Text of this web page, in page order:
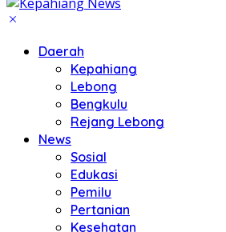
Daerah
Kepahiang
Lebong
Bengkulu
Rejang Lebong
News
Sosial
Edukasi
Pemilu
Pertanian
Kesehatan